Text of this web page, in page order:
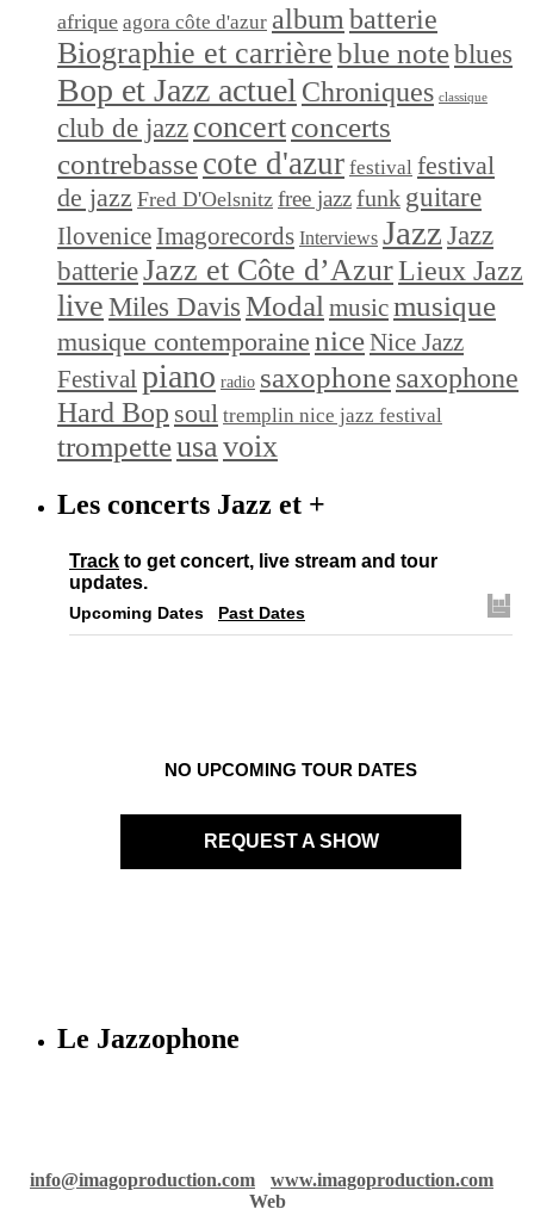
afrique agora côte d'azur album batterie
Biographie et carrièreblue noteblues
Bop et Jazz actuel Chroniques classique
club de jazz concertconcerts
contrebassecote d'azur festival festival
de jazz Fred D'Oelsnitz free jazzfunk guitare
Ilovenice Imagorecords Interviews Jazz Jazz
batterieJazz et Côte d’AzurLieux Jazz
live Miles Davis Modal musicmusique
musique contemporaine niceNice Jazz
Festival piano radio saxophonesaxophone
Hard Bop soul tremplin nice jazz festival
trompetteusa voix
Les concerts Jazz et +
Track to get concert, live stream and tour
updates.
Upcoming Dates Past Dates
NO UPCOMING TOUR DATES
REQUEST A SHOW
Le Jazzophone
info@imagoproduction.com
www.imagoproduction.com
Web